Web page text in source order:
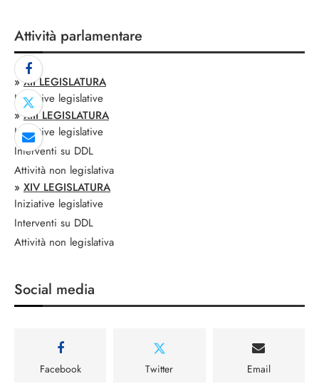
Attività parlamentare
»XII LEGISLATURA
Iniziative legislative
»XIII LEGISLATURA
Iniziative legislative
Interventi su DDL
Attività non legislativa
» XIV LEGISLATURA
Iniziative legislative
Interventi su DDL
Attività non legislativa
Social media
Facebook Twitter Email